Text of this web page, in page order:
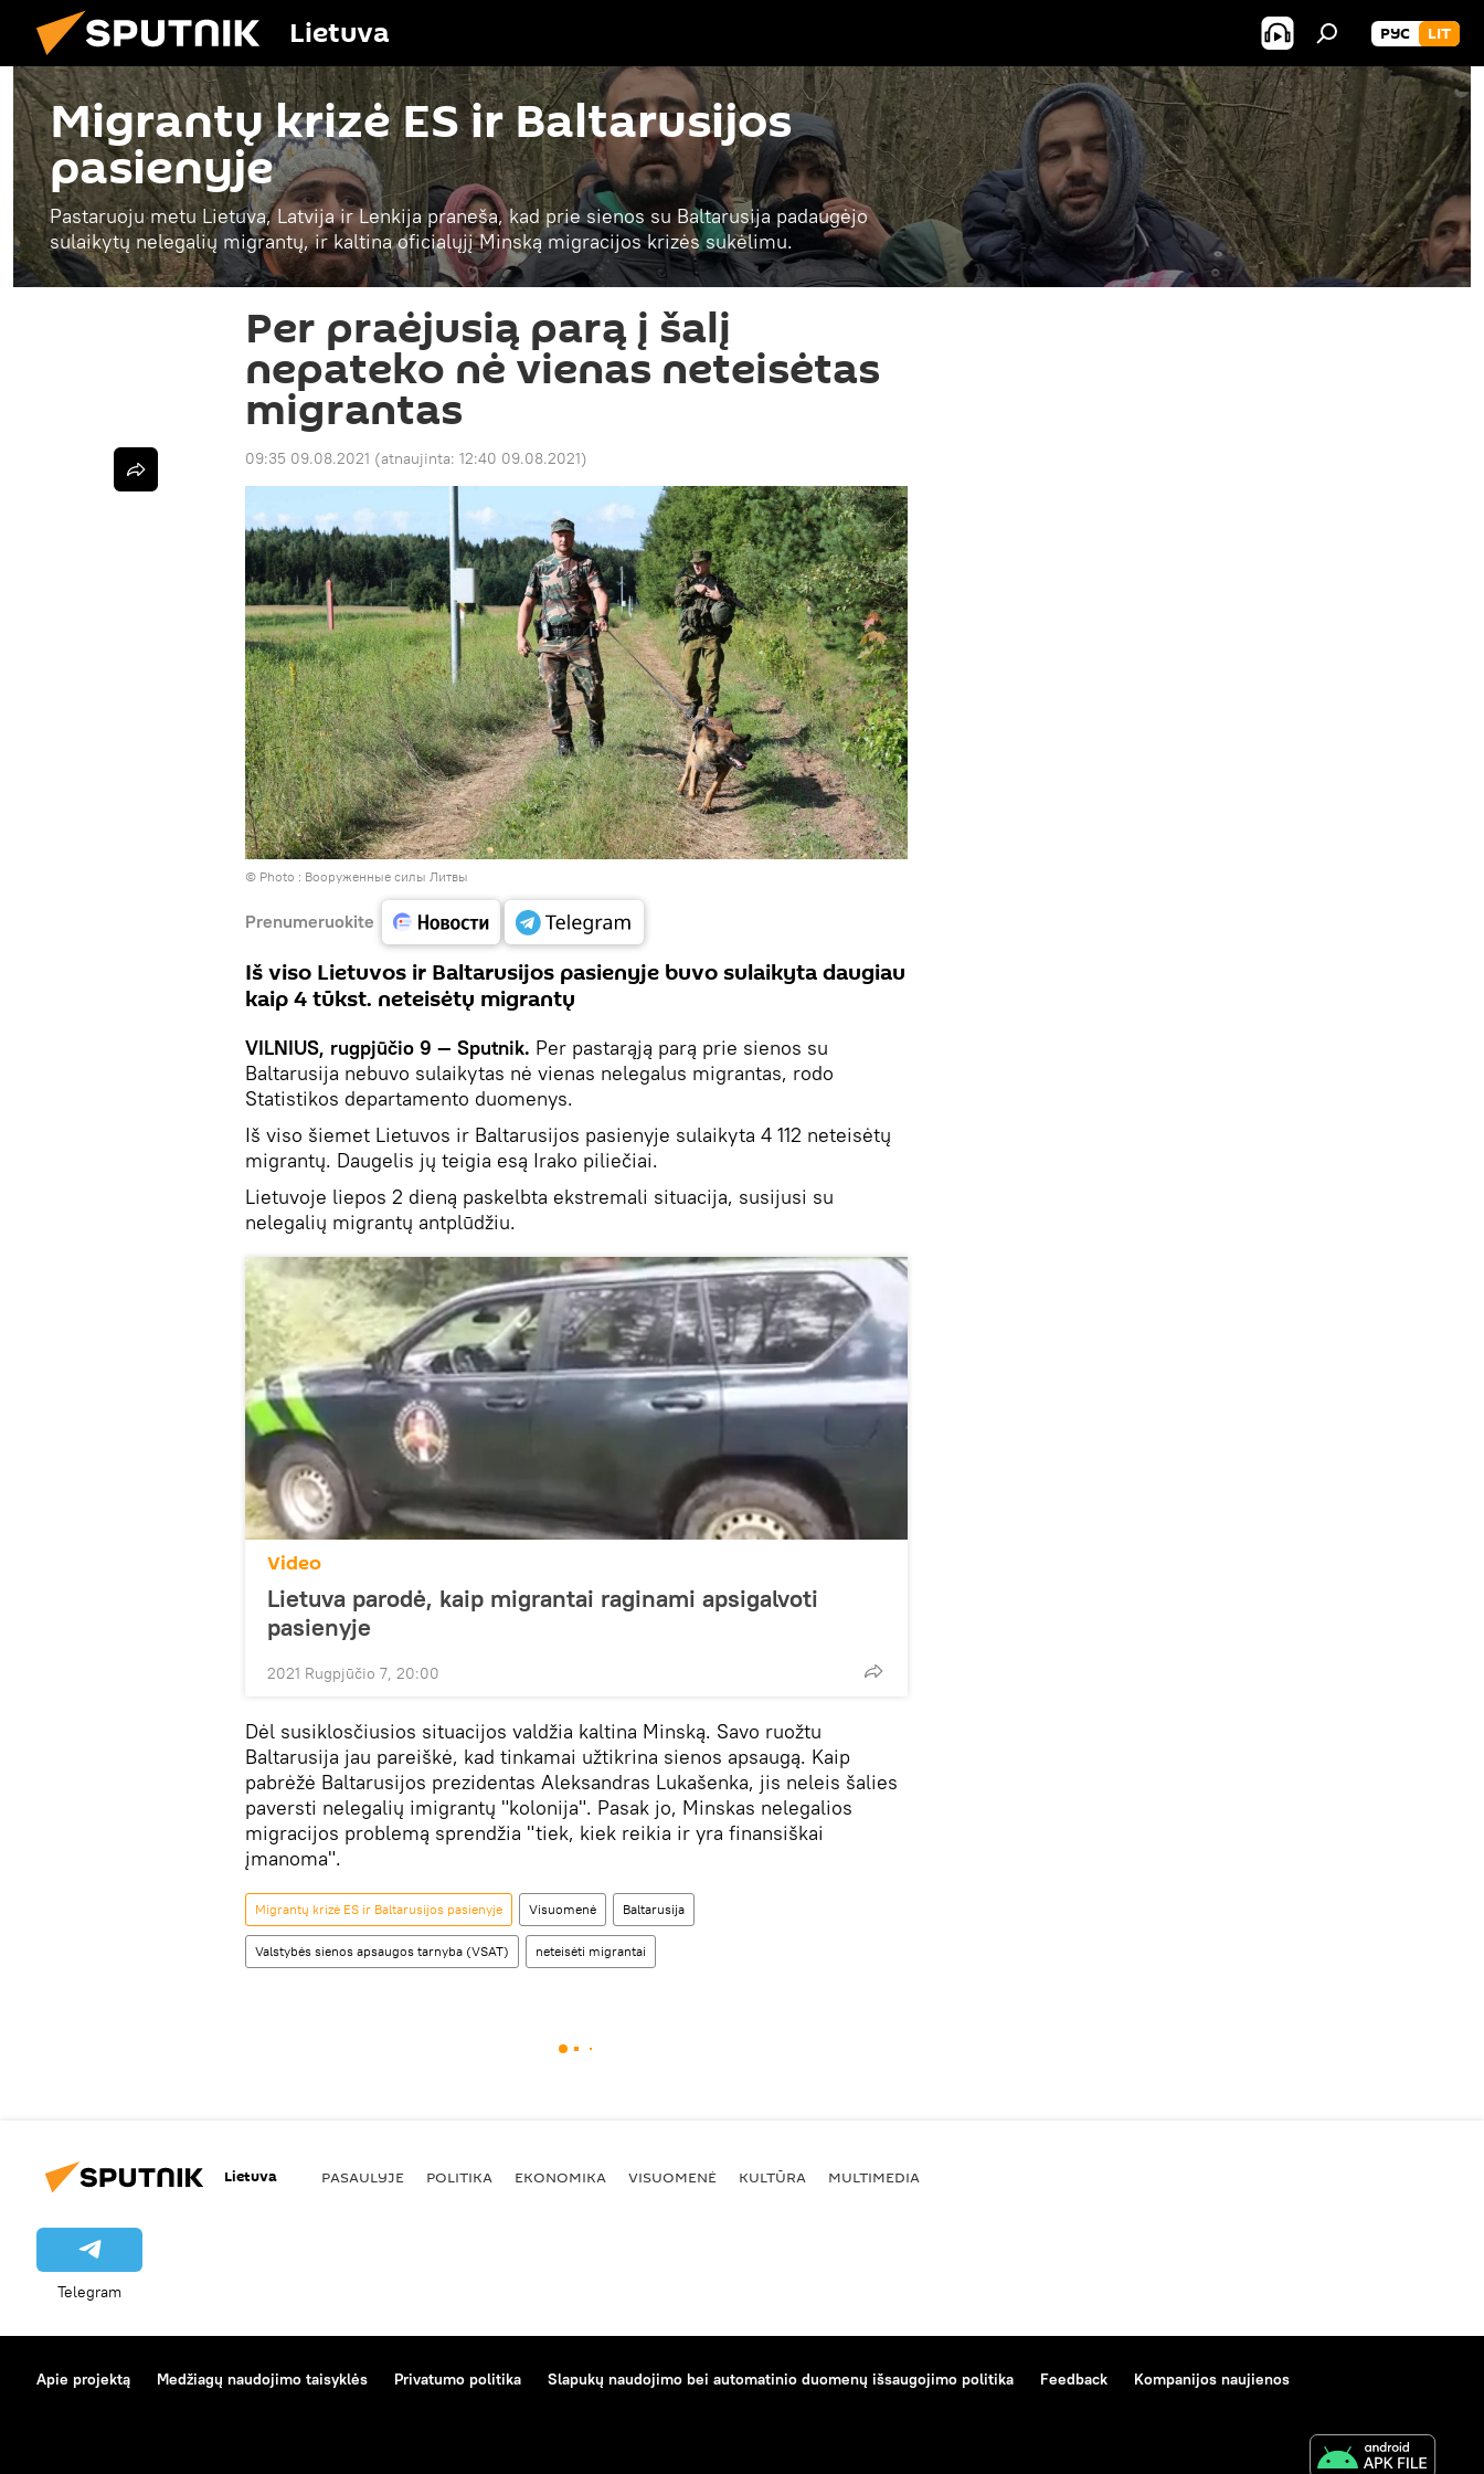
Lietuva РУС LIT
Migrantų krizė ES ir Baltarusijos
pasienyje
Pastaruoju metu Lietuva, Latvija ir Lenkija praneša, kad prie sienos su Baltarusija padaugėjo
sulaikytų nelegalių migrantų, ir kaltina oficialųjį Minską migracijos krizės sukėlimu.
Per praėjusią parą į šalį
nepateko nė vienas neteisėtas
migrantas
09:35 09.08.2021 (atnaujinta: 12:40 09.08.2021)
© Photo : Вооруженные силы Литвы
Prenumeruokite
Iš viso Lietuvos ir Baltarusijos pasienyje buvo sulaikyta daugiau
kaip 4 tūkst. neteisėtų migrantų
VILNIUS, rugpjūčio 9 — Sputnik. Per pastarąją parą prie sienos su
Baltarusija nebuvo sulaikytas nė vienas nelegalus migrantas, rodo
Statistikos departamento duomenys.
Iš viso šiemet Lietuvos ir Baltarusijos pasienyje sulaikyta 4 112 neteisėtų
migrantų. Daugelis jų teigia esą Irako piliečiai.
Lietuvoje liepos 2 dieną paskelbta ekstremali situacija, susijusi su
nelegalių migrantų antplūdžiu.
Video
Lietuva parodė, kaip migrantai raginami apsigalvoti
pasienyje
2021 Rugpjūčio 7, 20:00
Dėl susiklosčiusios situacijos valdžia kaltina Minską. Savo ruožtu
Baltarusija jau pareiškė, kad tinkamai užtikrina sienos apsaugą. Kaip
pabrėžė Baltarusijos prezidentas Aleksandras Lukašenka, jis neleis šalies
paversti nelegalių imigrantų "kolonija". Pasak jo, Minskas nelegalios
migracijos problemą sprendžia "tiek, kiek reikia ir yra finansiškai
įmanoma".
Migrantų krizė ES ir Baltarusijos pasienyje Visuomenė Baltarusija
Valstybės sienos apsaugos tarnyba (VSAT) neteisėti migrantai
Lietuva PASAULYJE POLITIKA EKONOMIKA VISUOMENĖ KULTŪRA MULTIMEDIA
Telegram
Apie projektą Medžiagų naudojimo taisyklės Privatumo politika Slapukų naudojimo bei automatinio duomenų išsaugojimo politika Feedback Kompanijos naujienos